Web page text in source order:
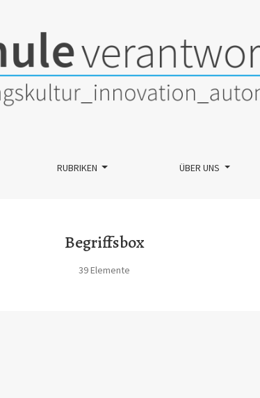
RUBRIKEN ÜBER UNS
Begriffsbox
39 Elemente